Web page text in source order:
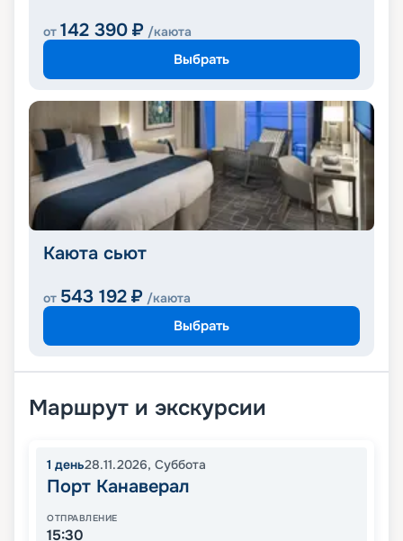
от 142 390 ₽ /каюта
Выбрать
Каюта сьют
от 543 192 ₽ /каюта
Выбрать
Маршрут и экскурсии
1 день28.11.2026, Суббота
Порт Канаверал
ОТПРАВЛЕНИЕ
15:30